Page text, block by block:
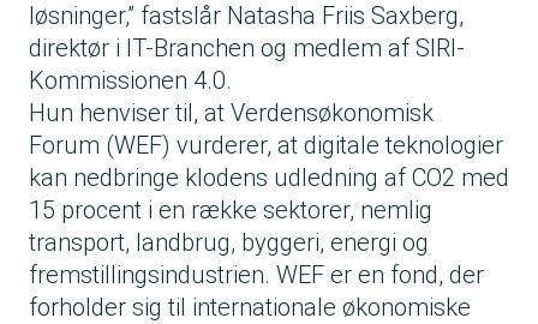
løsninger,” fastslår Natasha Friis Saxberg,
direktør i IT-Branchen og medlem af SIRI-
Kommissionen 4.0.
Hun henviser til, at Verdensøkonomisk
Forum (WEF) vurderer, at digitale teknologier
kan nedbringe klodens udledning af CO2 med
15 procent i en række sektorer, nemlig
transport, landbrug, byggeri, energi og
fremstillingsindustrien. WEF er en fond, der
forholder sig til internationale økonomiske